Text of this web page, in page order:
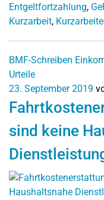
Entgeltfortzahlung,
Kurzarbeit,
BMF-Schreiben
Urteile
23. September 2019
sind keine